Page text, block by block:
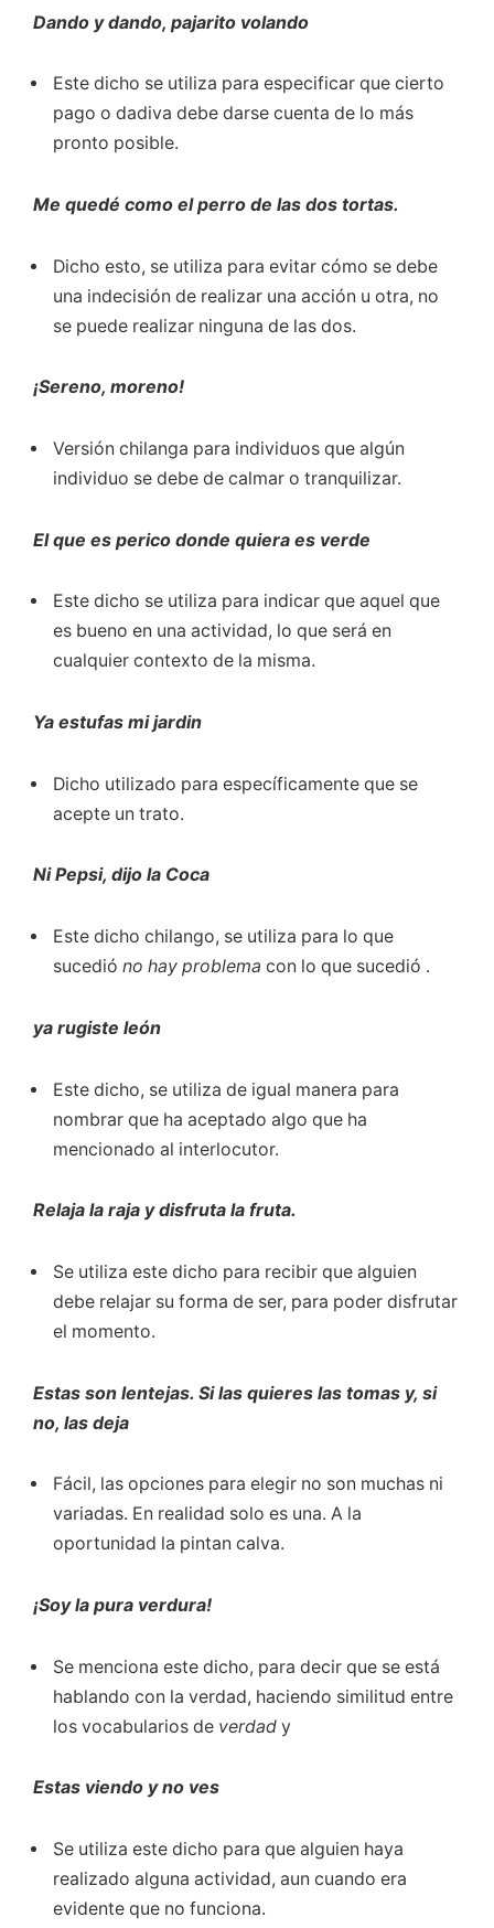
Dando y dando, pajarito volando
Este dicho se utiliza para especificar que cierto
pago o dadiva debe darse cuenta de lo más
pronto posible.
Me quedé como el perro de las dos tortas.
Dicho esto, se utiliza para evitar cómo se debe
una indecisión de realizar una acción u otra, no
se puede realizar ninguna de las dos.
¡Sereno, moreno!
Versión chilanga para individuos que algún
individuo se debe de calmar o tranquilizar.
El que es perico donde quiera es verde
Este dicho se utiliza para indicar que aquel que
es bueno en una actividad, lo que será en
cualquier contexto de la misma.
Ya estufas mi jardin
Dicho utilizado para específicamente que se
acepte un trato.
Ni Pepsi, dijo la Coca
Este dicho chilango, se utiliza para lo que
sucedió no hay problema con lo que sucedió .
ya rugiste león
Este dicho, se utiliza de igual manera para
nombrar que ha aceptado algo que ha
mencionado al interlocutor.
Relaja la raja y disfruta la fruta.
Se utiliza este dicho para recibir que alguien
debe relajar su forma de ser, para poder disfrutar
el momento.
Estas son lentejas. Si las quieres las tomas y, si
no, las deja
Fácil, las opciones para elegir no son muchas ni
variadas. En realidad solo es una. A la
oportunidad la pintan calva.
¡Soy la pura verdura!
Se menciona este dicho, para decir que se está
hablando con la verdad, haciendo similitud entre
los vocabularios de verdad y
Estas viendo y no ves
Se utiliza este dicho para que alguien haya
realizado alguna actividad, aun cuando era
evidente que no funciona.